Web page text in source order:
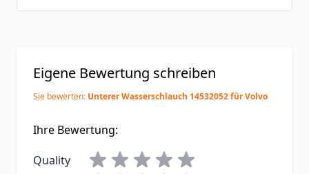
Eigene Bewertung schreiben
Sie bewerten: Unterer Wasserschlauch 14532052 für Volvo
Ihre Bewertung:
Quality